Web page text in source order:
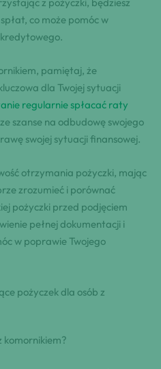
z pożyczki, będziesz​
co‌ może pomóc w
pamiętaj, że
dla⁣ Twojej sytuacji
regularnie spłacać raty
⁣szanse na⁣ odbudowę ⁢swojego
‌swojej sytuacji finansowej.
otrzymania pożyczki, mając
zrozumieć i ​porównać
pożyczki przed podjęciem
‍pełnej dokumentacji i
w poprawie Twojego​
‌pożyczek dla osób ​z
komornikiem?